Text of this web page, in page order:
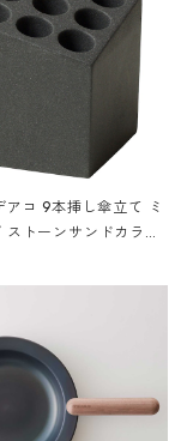
アコ 9本挿し傘立て ミ
ストーンサンドカラー
Umbrella Stand CUB
サンドブラック